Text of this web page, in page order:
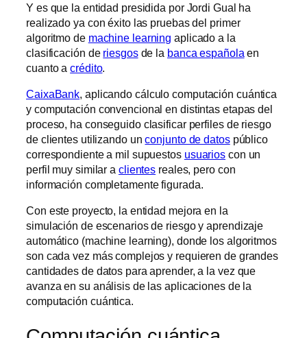
Y es que la entidad presidida por Jordi Gual ha
realizado ya con éxito las pruebas del primer
algoritmo de machine learning aplicado a la
clasificación de riesgosde la banca española en
cuanto acrédito.
CaixaBank, aplicando cálculo computación cuántica
y computación convencional en distintas etapas del
proceso, ha conseguido clasificar perfiles de riesgo
de clientes utilizando unconjunto de datospúblico
correspondiente a mil supuestos usuarios con un
perfil muy similar a clientes reales, pero con
información completamente figurada.
Con este proyecto, la entidad mejora en la
simulación de escenarios de riesgo y aprendizaje
automático (machine learning), donde los algoritmos
son cada vez más complejos y requieren de grandes
cantidades de datos para aprender, a la vez que
avanza en su análisis de las aplicaciones de la
computación cuántica.